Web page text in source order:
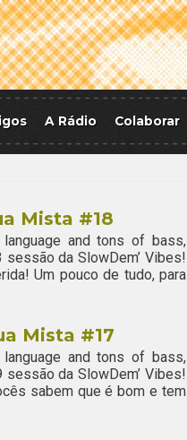
A Rádio Colaborar
Mista #18
and tons of bass,
da SlowDem’ Vibes!
Um pouco de tudo, para
Mista #17
and tons of bass,
da SlowDem’ Vibes!
sabem que é bom e tem